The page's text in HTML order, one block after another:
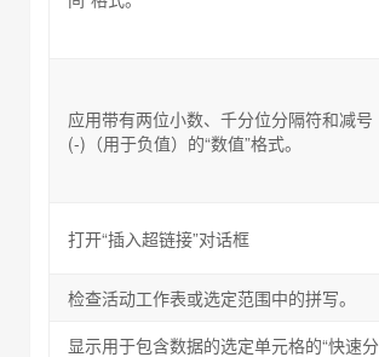
应用带有两位小数、千分位分隔符和减号
(-)（用于负值）的“数值”格式。
打开“插入超链接”对话框
检查活动工作表或选定范围中的拼写。
显示用于包含数据的选定单元格的“快速分